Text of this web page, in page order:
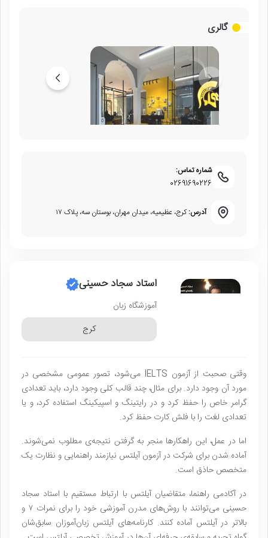
گالری
شماره تماس:
02691690226
آدرس:کرج، عظیمیه، میدان مهران، بوستان سه، پلاک ۱۷
استاد سجاد حسینی
آموزشگاه زبان
کرج
وقتی صحبت از آزمون IELTS می‌شود، تصور عمومی مشخصی در
مورد آن وجود دارد. برای مثال، چند قالب کلی وجود دارد، باید تعدادی
گرامر خاص را حفظ کرد و در رایتینگ و اسپیکینگ استفاده کرد، و یا
تعدادی لغت را با فلش کارت حفظ کرد.
اما در عمل،‌ این راهکارها منجر به گرفتن نتیجه‌ی مطلوب نمی‌شوند.
آماده شدن برای شرکت در آزمون آیلتس نیازمند راهنمایی و نظارت یک
متخصص حاذق است.
در آکادمی راهنما، متقاضیان آیلتس با ارتباط مستقیم با استاد سجاد
حسینی می‌توانند با روش‌های مدرن آموزشی خود را برای نمرات ۷ و
بالاتر در آیلتس آماده کنند. کارنامه‌های آیلتس زبان‌آموزان سابق‌شان